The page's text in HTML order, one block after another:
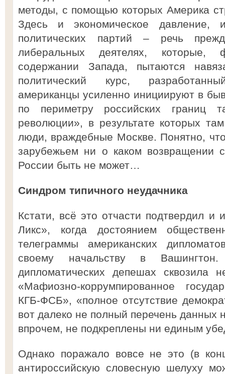
методы, с помощью которых Америка
Здесь и экономическое давление,
политических партий – речь
либеральных деятелях, которые,
содержании Запада, пытаются
политический курс,
американцы усиленно инициируют в
по периметру российских границ
революции», в результате которых
люди, враждебные Москве. Понятно,
зарубежьем ни о каком возвращении
России быть не может…
Синдром типичного неудачника
Кстати, всё это отчасти подтвердил и
Ликс», когда достоянием
телеграммы американских
своему начальству в
дипломатических депешах сквозила
«Мафиозно-коррумпированное
КГБ-ФСБ», «полное отсутствие
вот далеко не полный перечень данных
впрочем, не подкреплены ни единым
Однако поражало вовсе не это (в
антироссийскую словесную шелуху